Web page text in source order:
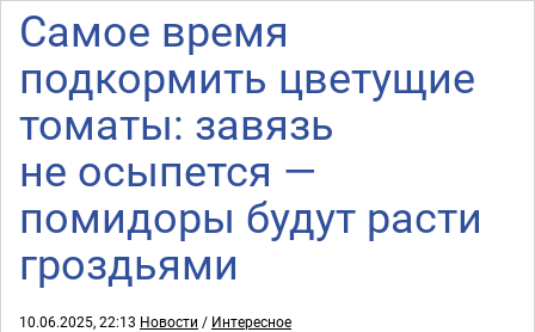
Самое время
подкормить цветущие
томаты: завязь
не осыпется —
помидоры будут расти
гроздьями
10.06.2025, 22:13 Новости / Интересное